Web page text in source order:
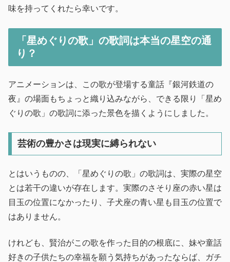
味を持ってくれたら幸いです。
「星めぐりの歌」の歌詞は本当の星空の通
り？
アニメーションは、この歌が登場する童話『銀河鉄道の
夜』の場面もちょっと織り込みながら、できる限り「星め
ぐりの歌」の歌詞に添った景色を描くようにしました。
芸術の豊かさは現実に縛られない
とはいうものの、「星めぐりの歌」の歌詞は、実際の星空
とは若干の違いが存在します。実際のさそり座の赤い星は
目玉の位置になかったり、子犬座の青い星も目玉の位置で
はありません。
けれども、賢治がこの歌を作った目的の根底に、妹や童話
好きの子供たちの幸福を願う気持ちがあったならば、ガチ